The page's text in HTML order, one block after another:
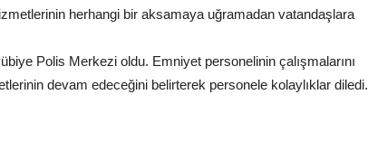
herhangi bir aksamaya uğramadan vatandaşlara
Polis Merkezi oldu. Emniyet personelinin çalışmalarını
devam edeceğini belirterek personele kolaylıklar diledi.